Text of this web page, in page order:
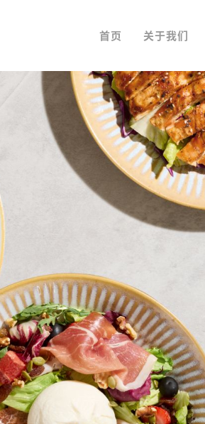
首页 关于我们